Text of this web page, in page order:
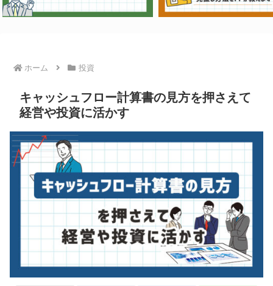
ホーム 投資
キャッシュフロー計算書の見方を押さえて
経営や投資に活かす